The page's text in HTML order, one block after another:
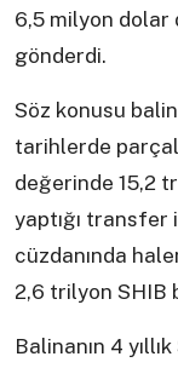
6,5 milyon dolar
gönderdi.
Söz konusu
tarihlerde
değerinde 15,2
yaptığı transfer
cüzdanında
2,6 trilyon SHIB
Balinanın 4